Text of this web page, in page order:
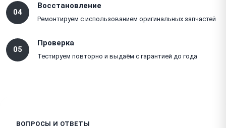
04
Восстановление
Ремонтируем с использованием оригинальных запчастей
05
Проверка
Тестируем повторно и выдаём с гарантией до года
ВОПРОСЫ И ОТВЕТЫ